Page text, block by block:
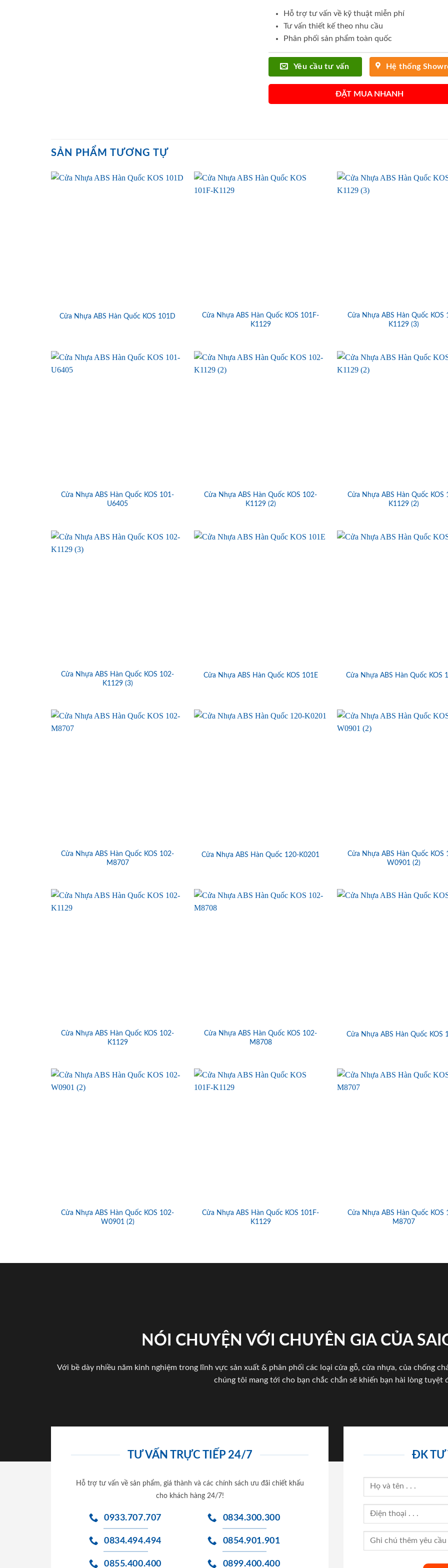
Hỗ trợ tư vấn về kỹ thuật miễn phí
Tư vấn thiết kế theo nhu cầu
Phân phối sản phẩm toàn quốc
Yêu cầu tư vấn Hệ thống
ĐẶT MUA NHANH
SẢN PHẨM TƯƠNG TỰ
Cửa Nhựa ABS Hàn Quốc KOS 101D
Cửa Nhựa ABS Hàn Quốc KOS 101F-
K1129
Cửa Nhựa ABS Hàn Quốc KOS
K1129 (3)
Cửa Nhựa ABS Hàn Quốc KOS 101-
U6405
Cửa Nhựa ABS Hàn Quốc KOS 102-
K1129 (2)
Cửa Nhựa ABS Hàn Quốc KOS
K1129 (2)
Cửa Nhựa ABS Hàn Quốc KOS 102-
K1129 (3)
Cửa Nhựa ABS Hàn Quốc KOS 101E Cửa Nhựa ABS Hàn Quốc KOS
Cửa Nhựa ABS Hàn Quốc KOS 102-
M8707
Cửa Nhựa ABS Hàn Quốc 120-K0201
Cửa Nhựa ABS Hàn Quốc KOS
W0901 (2)
Cửa Nhựa ABS Hàn Quốc KOS 102-
K1129
Cửa Nhựa ABS Hàn Quốc KOS 102-
M8708
Cửa Nhựa ABS Hàn Quốc KOS
Cửa Nhựa ABS Hàn Quốc KOS 102-
W0901 (2)
Cửa Nhựa ABS Hàn Quốc KOS 101F-
K1129
Cửa Nhựa ABS Hàn Quốc KOS
M8707
NÓI CHUYỆN VỚI CHUYÊN GIA CỦA
Với bề dày nhiều năm kinh nghiệm trong lĩnh vực sản xuất & phân phối các loại cửa gỗ, cửa nhựa, của chống
chúng tôi mang tới cho bạn chắc chắn sẽ khiến bạn hài lòng tuyệt
TƯ VẤN TRỰC TIẾP 24/7
Hỗ trợ tư vấn về sản phẩm, giá thành và các chính sách ưu đãi chiết khấu
cho khách hàng 24/7!
0933.707.707
0834.494.494
0855.400.400
0834.300.300
0854.901.901
0899.400.400
ĐK TƯ